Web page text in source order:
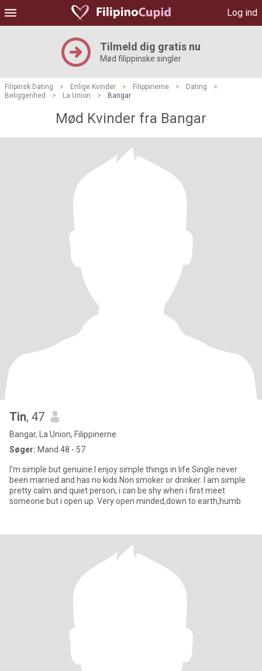
Log ind
Tilmeld dig gratis nu
Mød filippinske singler
Filipinsk Dating > Enlige Kvinder > Filippinerne > Dating
>
Beliggenhed
> La Union > Bangar
Mød Kvinder fra Bangar
Tin, 47
Bangar, La Union, Filippinerne
Søger: Mand 48 - 57
I'm simple but genuine.I enjoy simple things in life.Single never
been married and has no kids.Non smoker or drinker. I am simple
pretty calm and quiet person, i can be shy when i first meet
someone but i open up. Very open minded,down to earth,humb